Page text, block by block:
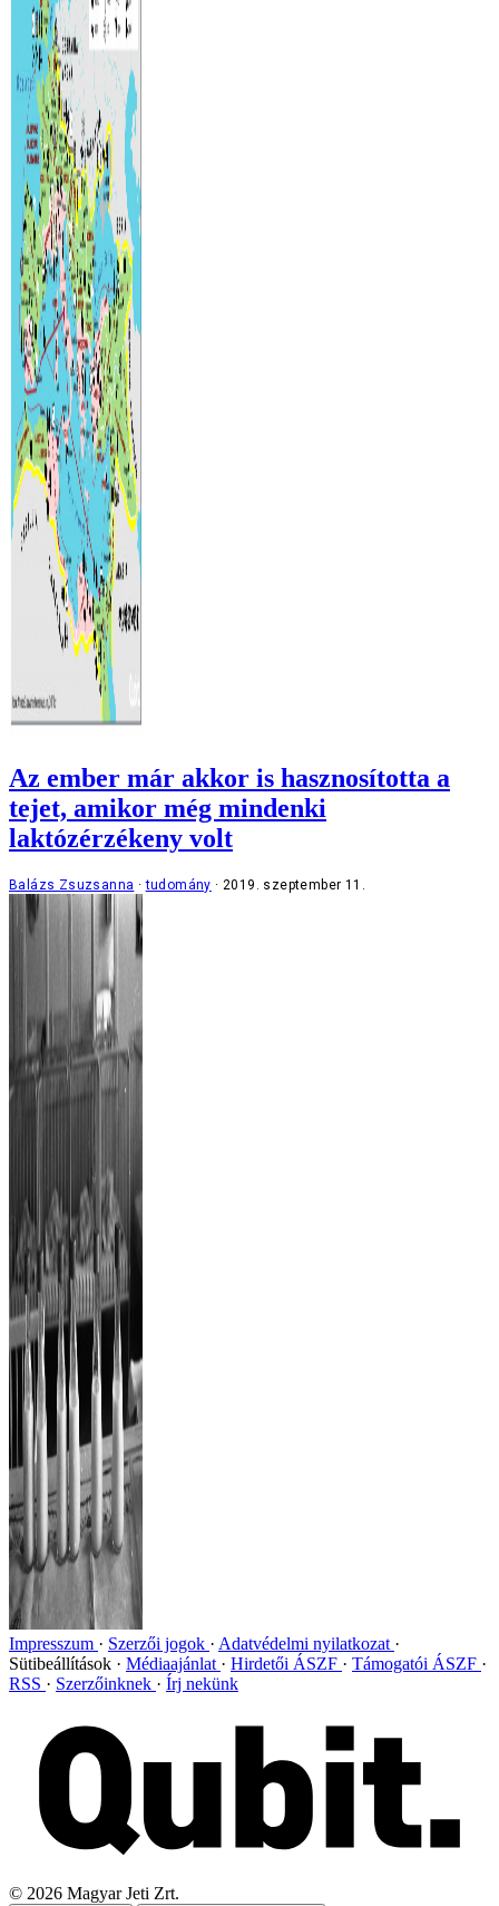
Az ember már akkor is hasznosította a
tejet, amikor még mindenki
laktózérzékeny volt
Balázs Zsuzsanna tudomány 2019. szeptember 11.
Impresszum Szerzői jogok
Adatvédelmi nyilatkozat
Sütibeállítások
Médiaajánlat Hirdetői ÁSZF
Támogatói ÁSZF
RSS
Szerzőinknek Írj nekünk
© 2026 Magyar Jeti Zrt.